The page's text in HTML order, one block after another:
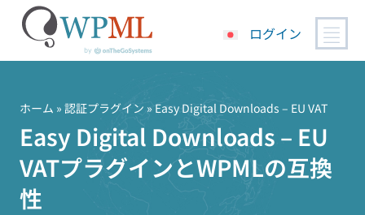
ログイン
ホーム » 認証プラグイン » Easy Digital Downloads – EU VAT
Easy Digital Downloads – EU
VATプラグインとWPMLの互換
性